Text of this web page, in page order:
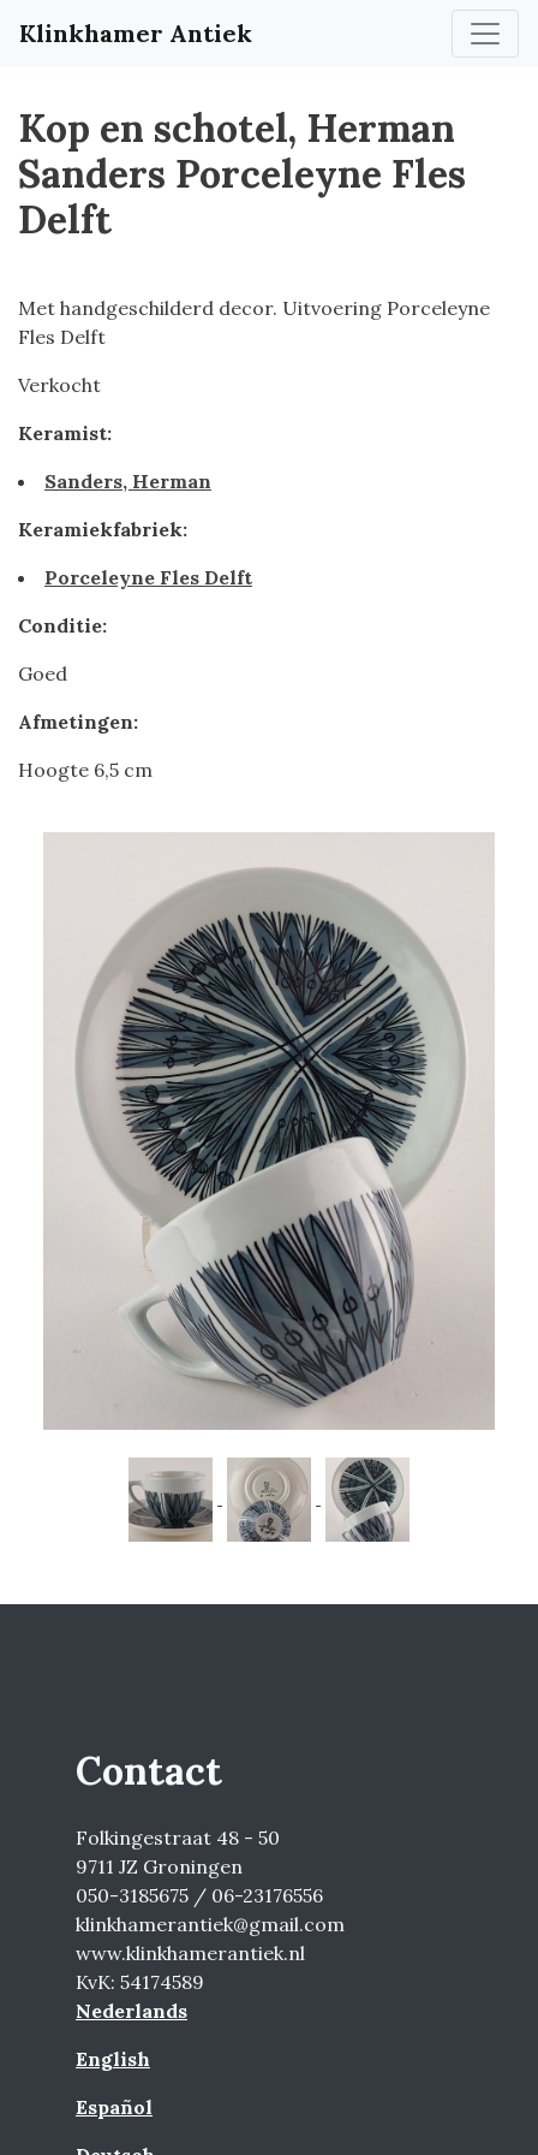
Klinkhamer Antiek
Kop en schotel, Herman
Sanders Porceleyne Fles
Delft
Met handgeschilderd decor. Uitvoering Porceleyne
Fles Delft
Verkocht
Keramist:
Sanders, Herman
Keramiekfabriek:
Porceleyne Fles Delft
Conditie:
Goed
Afmetingen:
Hoogte 6,5 cm
Contact
Folkingestraat 48 - 50
9711 JZ Groningen
050-3185675 / 06-23176556
klinkhamerantiek@gmail.com
www.klinkhamerantiek.nl
KvK: 54174589
Nederlands
English
Español